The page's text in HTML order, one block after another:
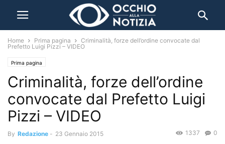
Home Prima pagina
Criminalità, forze dell’ordine convocate dal
Prefetto Luigi Pizzi – VIDEO
Prima pagina
Criminalità, forze dell’ordine
convocate dal Prefetto Luigi
Pizzi – VIDEO
By Redazione - 23 Gennaio 2015 0
1337